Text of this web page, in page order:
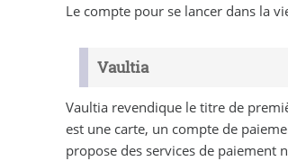
Le compte pour se lancer dans la
Vaultia
Vaultia revendique le titre de
est une carte, un compte de
propose des services de paiement